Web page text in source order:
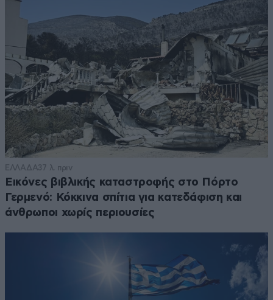
ΕΛΛΑΔΑ37 λ. πριν
Εικόνες βιβλικής καταστροφής στο Πόρτο
Γερμενό: Κόκκινα σπίτια για κατεδάφιση και
άνθρωποι χωρίς περιουσίες